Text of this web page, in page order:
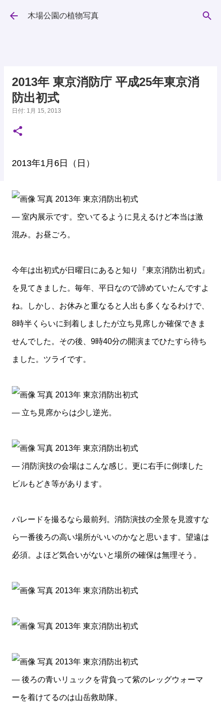
スキップしてメイン コンテンツに移動
木場公園の植物写真
2013年 東京消防庁 平成25年東京消
防出初式
日付: 1月 15, 2013
2013年1月6日（日）
— 室内展示です。空いてるように見えるけど本当は激
混み。お昼ごろ。
今年は出初式が日曜日にあると知り『東京消防出初式』
を見てきました。毎年、平日なので諦めていたんですよ
ね。しかし、お休みと重なると人出も多くなるわけで、
8時半くらいに到着しましたが立ち見席しか確保できま
せんでした。その後、9時40分の開演までひたすら待ち
ました。ツライです。
— 立ち見席からは少し逆光。
— 消防演技の会場はこんな感じ。更に右手に倒壊した
ビルもどき等があります。
パレードを撮るなら最前列。消防演技の全景を見渡すな
ら一番後ろの高い場所がいいのかなと思います。望遠は
必須。よほど気合いがないと場所の確保は無理そう。
— 後ろの青いリュックを背負って紫のレッグウォーマ
ーを着けてるのは山岳救助隊。